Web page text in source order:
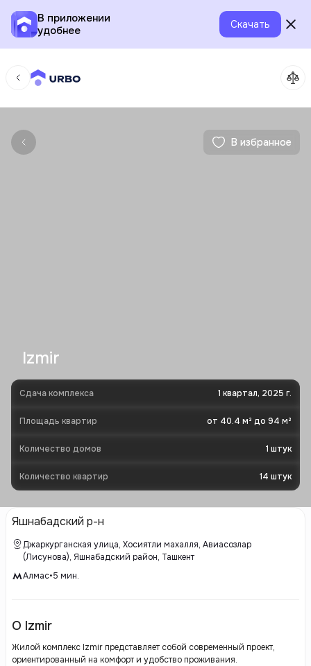
В приложении
удобнее
Скачать
В избранное
Izmir
Сдача комплекса 1 квартал, 2025 г.
Площадь квартир от 40.4 м² до 94 м²
Количество домов 1 штук
Количество квартир 14 штук
Яшнабадский р-н
Джаркурганская улица, Хосиятли махалля, Авиасозлар
(Лисунова), Яшнабадский район, Ташкент
Алмас•5 мин.
О Izmir
Жилой комплекс Izmir представляет собой современный проект,
ориентированный на комфорт и удобство проживания.